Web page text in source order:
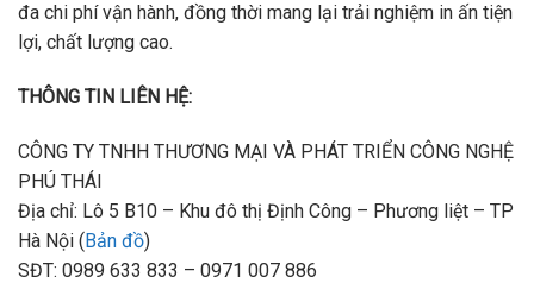
đa chi phí vận hành, đồng thời mang lại trải nghiệm in ấn tiện
lợi, chất lượng cao.
THÔNG TIN LIÊN HỆ:
CÔNG TY TNHH THƯƠNG MẠI VÀ PHÁT TRIỂN CÔNG NGHỆ
PHÚ THÁI
Địa chỉ: Lô 5 B10 – Khu đô thị Định Công – Phương liệt – TP
Hà Nội (Bản đồ)
SĐT: 0989 633 833 – 0971 007 886